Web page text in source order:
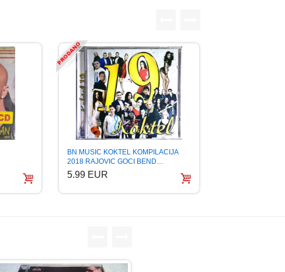
BN MUSIC KOKTEL KOMPILACIJA
2018 RAJOVIC GOCI BEND…
5.99 EUR